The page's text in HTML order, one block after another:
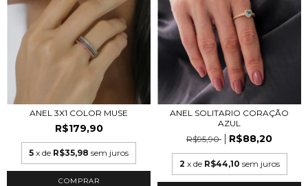
ANEL 3X1 COLOR MUSE
R$179,90
5 x de R$35,98 sem juros
COMPRAR
ANEL SOLITARIO CORAÇÃO
AZUL
R$95,90
R$88,20
2 x de R$44,10 sem juros